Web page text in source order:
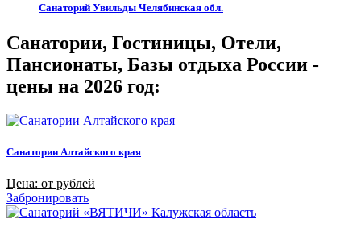
Санаторий Увильды Челябинская обл.
Санатории, Гостиницы, Отели,
Пансионаты, Базы отдыха России -
цены на 2026 год:
Санатории Алтайского края
Цена: от рублей
Забронировать